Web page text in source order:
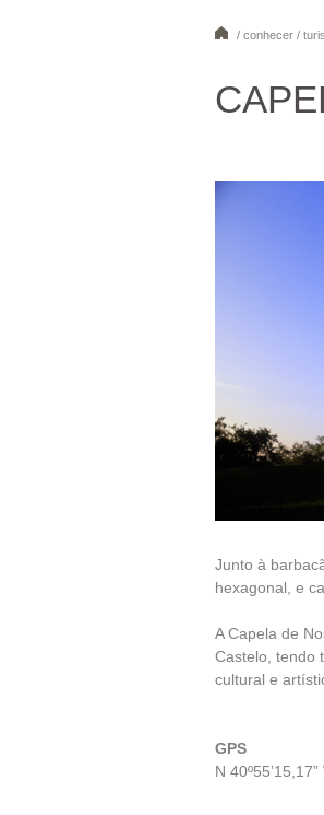
/ conhecer /
Junto à
hexagonal, e
A Capela de
Castelo, tendo
cultural e
GPS
N 40º55’15,17”